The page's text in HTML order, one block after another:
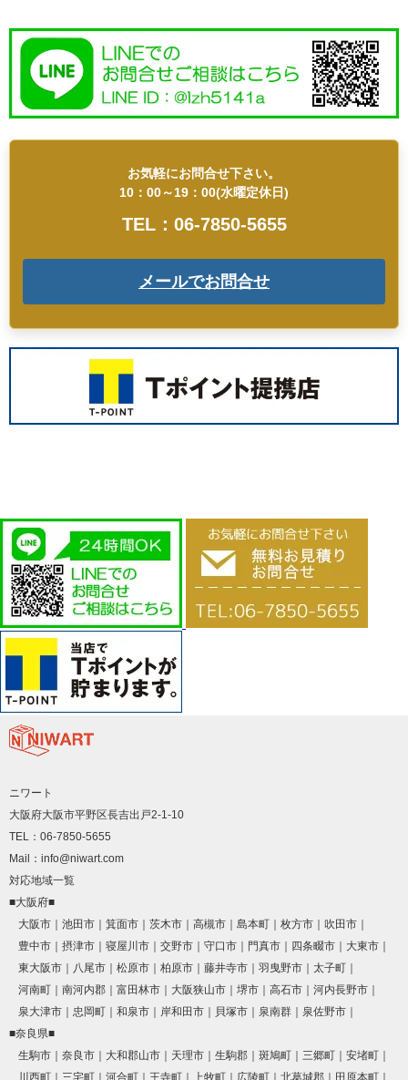
お気軽にお問合せ下さい。
10：00～19：00(水曜定休日)
TEL：06-7850-5655
メールでお問合せ
ニワート
大阪府大阪市平野区長吉出戸2-1-10
TEL：06-7850-5655
Mail：info@niwart.com
対応地域一覧
■大阪府■
大阪市
池田市 箕面市 茨木市 高槻市 島本町 枚方市
吹田市
豊中市
摂津市 寝屋川市 交野市 守口市 門真市 四条畷市
大東市
東大阪市
八尾市 松原市 柏原市 藤井寺市 羽曳野市
太子町
河南町
南河内郡 富田林市 大阪狭山市 堺市 高石市
河内長野市
泉大津市
忠岡町 和泉市 岸和田市 貝塚市 泉南群
泉佐野市
■奈良県■
生駒市
奈良市 大和郡山市 天理市 生駒郡 斑鳩町 三郷町
安堵町
川西町
三宅町 河合町 王寺町 上牧町 広陵町 北葛城郡 田原本町